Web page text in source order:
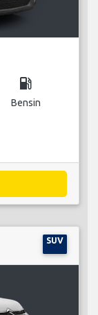
local_gas_station
Bensin
SUV